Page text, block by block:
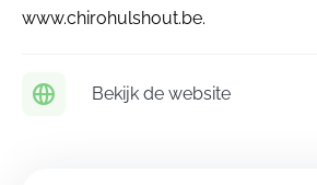
www.chirohulshout.be.
Bekijk de website